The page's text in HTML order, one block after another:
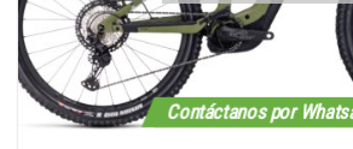
Contáctanos por